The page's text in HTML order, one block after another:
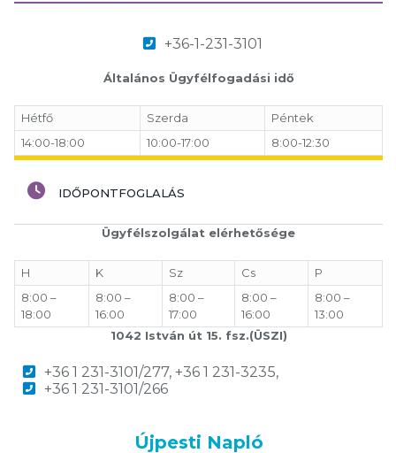
+36-1-231-3101
Általános Ügyfélfogadási idő
Hétfő Szerda
Péntek
14:00-18:00
10:00-17:00 8:00-12:30
IDŐPONTFOGLALÁS
Ügyfélszolgálat elérhetősége
H K Sz Cs
P
8:00 –
18:00
8:00 –
16:00
8:00 –
17:00
8:00 –
16:00
8:00 –
13:00
1042 István út 15. fsz.(ÜSZI)
+36 1 231-3101/277, +36 1 231-3235,
+36 1 231-3101/266
Újpesti Napló